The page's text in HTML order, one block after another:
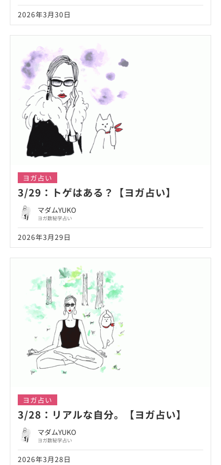
2026年3月30日
ヨガ占い
3/29：トゲはある？【ヨガ占い】
マダムYUKO
ヨガ数秘学占い
2026年3月29日
ヨガ占い
3/28：リアルな自分。【ヨガ占い】
マダムYUKO
ヨガ数秘学占い
2026年3月28日